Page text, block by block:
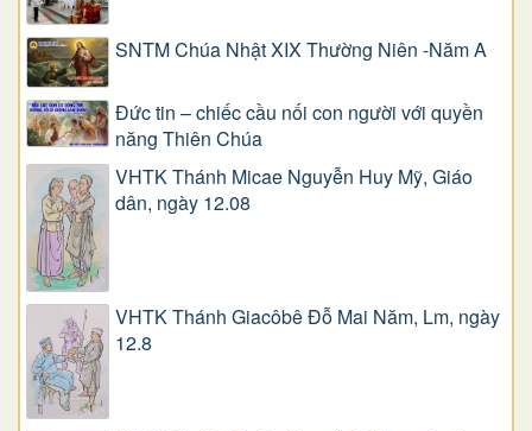
SNTM Chúa Nhật XIX Thường Niên -Năm A
Đức tin – chiếc cầu nối con người với quyền
năng Thiên Chúa
VHTK Thánh Micae Nguyễn Huy Mỹ, Giáo
dân, ngày 12.08
VHTK Thánh Giacôbê Ðỗ Mai Năm, Lm, ngày
12.8